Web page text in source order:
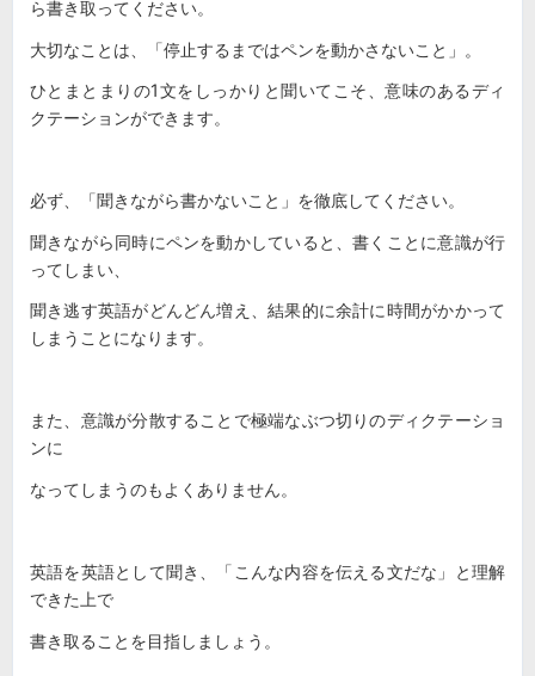
ら書き取ってください。
大切なことは、「停止するまではペンを動かさないこと」。
ひとまとまりの1文をしっかりと聞いてこそ、意味のあるディ
クテーションができます。
必ず、「聞きながら書かないこと」を徹底してください。
聞きながら同時にペンを動かしていると、書くことに意識が行
ってしまい、
聞き逃す英語がどんどん増え、結果的に余計に時間がかかって
しまうことになります。
また、意識が分散することで極端なぶつ切りのディクテーショ
ンに
なってしまうのもよくありません。
英語を英語として聞き、「こんな内容を伝える文だな」と理解
できた上で
書き取ることを目指しましょう。